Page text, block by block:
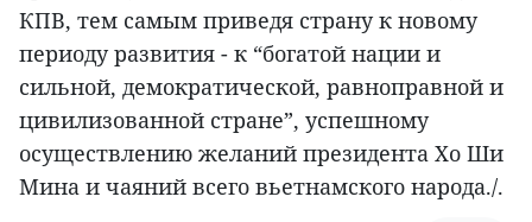
КПВ, тем самым приведя страну к новому
периоду развития - к “богатой нации и
сильной, демократической, равноправной и
цивилизованной стране”, успешному
осуществлению желаний президента Хо Ши
Мина и чаяний всего вьетнамского народа./.